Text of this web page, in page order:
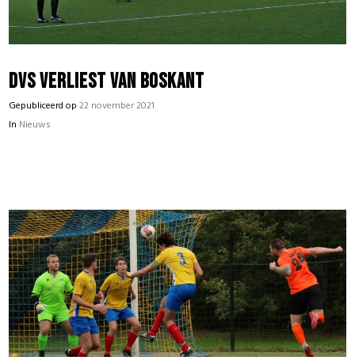
DVS verliest van Boskant
Gepubliceerd op22 november 2021
In Nieuws